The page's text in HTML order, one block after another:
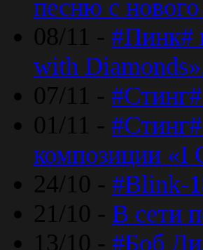
песню с
08/11 - #Пинк#
with
07/11 -
01/11 -
композиции «I
24/10 - #Blink-
21/10 - В сети
13/10 - #Боб